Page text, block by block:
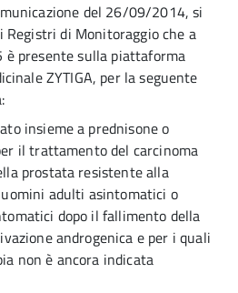
del 26/09/2014, si
di Monitoraggio che a
presente sulla piattaforma
ZYTIGA, per la seguente
insieme a prednisone o
il trattamento del carcinoma
prostata resistente alla
adulti asintomatici o
dopo il fallimento della
androgenica e per i quali
non è ancora indicata